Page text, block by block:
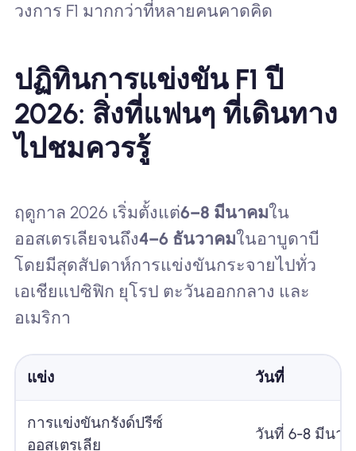
วงการ F1 มากกว่าที่หลายคนคาดคิด
ปฏิทินการแข่งขัน F1 ปี
2026: สิ่งที่แฟนๆ ที่เดินทาง
ไปชมควรรู้
ฤดูกาล 2026 เริ่มตั้งแต่6–8 มีนาคมใน
ออสเตรเลียจนถึง4–6 ธันวาคมในอาบูดาบี
โดยมีสุดสัปดาห์การแข่งขันกระจายไปทั่ว
เอเชียแปซิฟิก ยุโรป ตะวันออกกลาง และ
อเมริกา
แข่ง วันที่
การแข่งขันกรังด์ปรีซ์
ออสเตรเลีย
วันที่ 6-8 มีนา